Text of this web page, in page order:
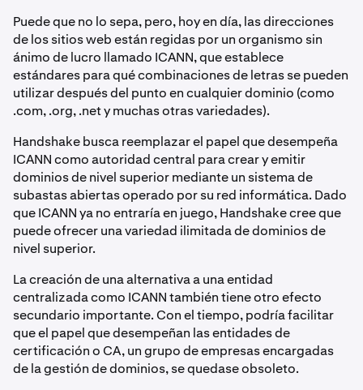
Puede que no lo sepa, pero, hoy en día, las direcciones
de los sitios web están regidas por un organismo sin
ánimo de lucro llamado ICANN, que establece
estándares para qué combinaciones de letras se pueden
utilizar después del punto en cualquier dominio (como
.com, .org, .net y muchas otras variedades).
Handshake busca reemplazar el papel que desempeña
ICANN como autoridad central para crear y emitir
dominios de nivel superior mediante un sistema de
subastas abiertas operado por su red informática. Dado
que ICANN ya no entraría en juego, Handshake cree que
puede ofrecer una variedad ilimitada de dominios de
nivel superior.
La creación de una alternativa a una entidad
centralizada como ICANN también tiene otro efecto
secundario importante. Con el tiempo, podría facilitar
que el papel que desempeñan las entidades de
certificación o CA, un grupo de empresas encargadas
de la gestión de dominios, se quedase obsoleto.